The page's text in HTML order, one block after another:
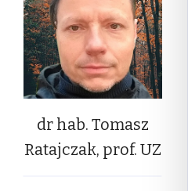
dr hab. Tomasz
Ratajczak, prof. UZ